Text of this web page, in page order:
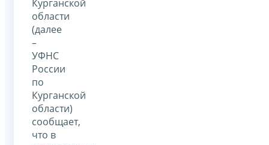
Курганской
области
(далее
–
УФНС
России
по
Курганской
области)
сообщает,
что в